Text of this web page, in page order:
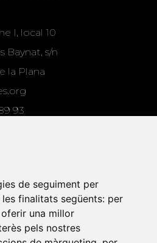
de seguiment per
finalitats següents: per
una millor
pels nostres
I, local 10
Baynat, s/n
la Plana
93